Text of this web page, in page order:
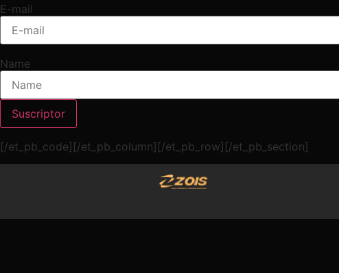
E-mail
Name
[/et_pb_code][/et_pb_column][/et_pb_row][/et_pb_section]